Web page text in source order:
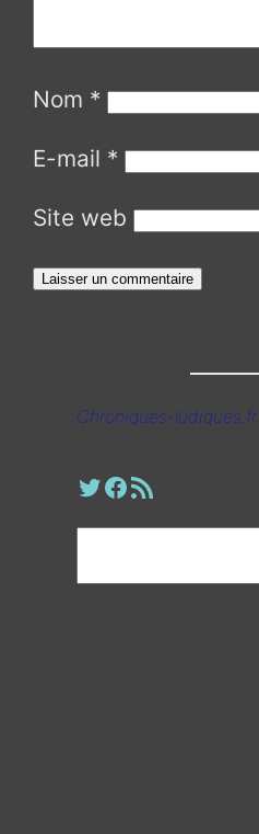
Nom *
E-mail *
Site web
Chroniques-ludiques.fr
Profil Twitter
Page Facebook
Fil RSS